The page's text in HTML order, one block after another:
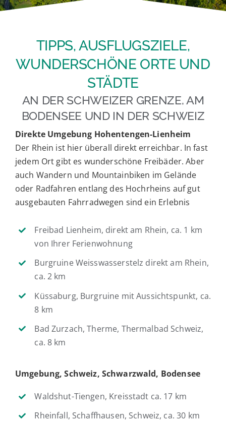
TIPPS, AUSFLUGSZIELE,
WUNDERSCHÖNE ORTE UND
STÄDTE
AN DER SCHWEIZER GRENZE, AM
BODENSEE UND IN DER SCHWEIZ
Direkte Umgebung Hohentengen-Lienheim
Der Rhein ist hier überall direkt erreichbar. In fast
jedem Ort gibt es wunderschöne Freibäder. Aber
auch Wandern und Mountainbiken im Gelände
oder Radfahren entlang des Hochrheins auf gut
ausgebauten Fahrradwegen sind ein Erlebnis
Freibad Lienheim, direkt am Rhein, ca. 1 km
von Ihrer Ferienwohnung
Burgruine Weisswasserstelz direkt am Rhein,
ca. 2 km
Küssaburg, Burgruine mit Aussichtspunkt, ca.
8 km
Bad Zurzach, Therme, Thermalbad Schweiz,
ca. 8 km
Umgebung, Schweiz, Schwarzwald, Bodensee
Waldshut-Tiengen, Kreisstadt ca. 17 km
Rheinfall, Schaffhausen, Schweiz, ca. 30 km